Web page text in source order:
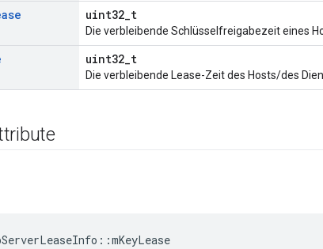
uint32_t
Die verbleibende Schlüsselfreigabezeit eines
uint32_t
Die verbleibende Lease-Zeit des Hosts/des
::mKeyLease